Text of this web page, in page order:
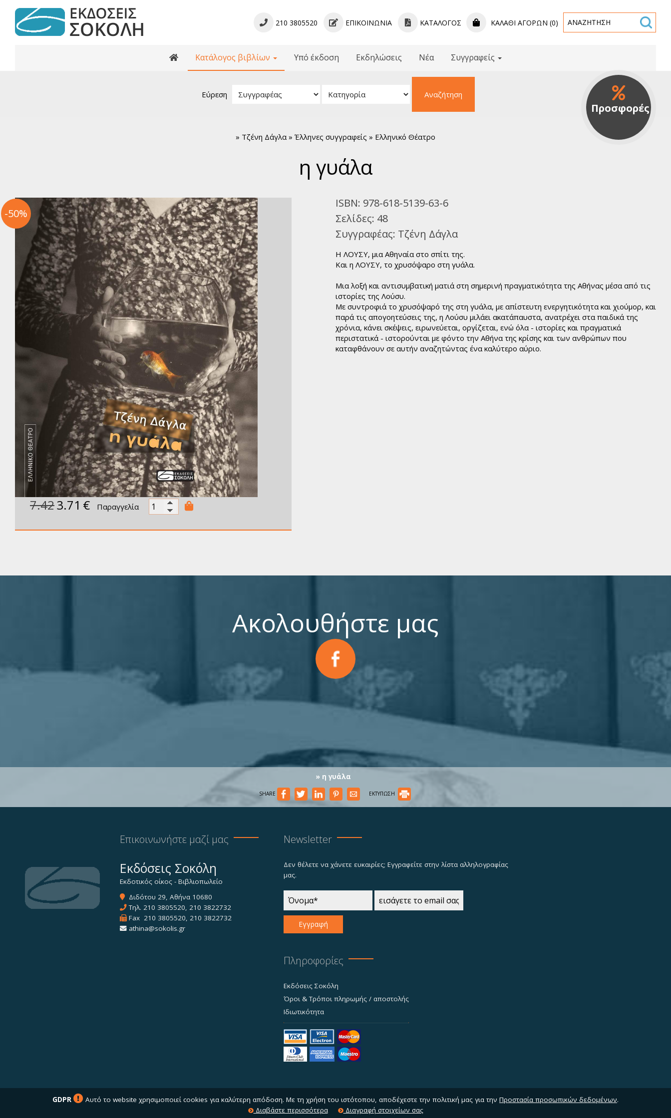
210 3805520 ΕΠΙΚΟΙΝΩΝΊΑ ΚΑΤΆΛΟΓΟΣ ΚΑΛΆΘΙ ΑΓΟΡΏΝ (0)
Κατάλογος βιβλίων
Κατάλογος βιβλίων
Κριτικά κείμενα - Μελετήματα
Ελληνική Ποίηση
Εφηβική Λογοτεχνία
Ελληνικό Θέατρο
Παγκόσμιο Θέατρο
Ιστορία
Βιογραφίες
Ψυχολογία
Εκπαίδευση
Λεξικά
Ημερολόγια
Υπό έκδοση Εκδηλώσεις Νέα Συγγραφείς
Εύρεση Αναζήτηση
» Τζένη Δάγλα » Έλληνες συγγραφείς » Ελληνικό Θέατρο
η γυάλα
ISBN: 978-618-5139-63-6
Σελίδες: 48
Συγγραφέας: Τζένη Δάγλα
Η ΛΟΥΣΥ, μια Αθηναία στο σπίτι της.
Και η ΛΟΥΣΥ, το χρυσόψαρο στη γυάλα.
Μια λοξή και αντισυμβατική ματιά στη σημερινή πραγματικότητα της Αθήνας μέσα από τις
ιστορίες της Λούσυ.
Με συντροφιά το χρυσόψαρό της στη γυάλα, με απίστευτη ενεργητικότητα και χιούμορ, και
παρά τις απογοητεύσεις της, η Λούσυ μιλάει ακατάπαυστα, ανατρέχει στα παιδικά της
χρόνια, κάνει σκέψεις, ειρωνεύεται, οργίζεται, ενώ όλα - ιστορίες και πραγματικά
περιστατικά - ιστορούνται με φόντο την Αθήνα της κρίσης και των ανθρώπων που
καταφθάνουν σε αυτήν αναζητώντας ένα καλύτερο αύριο.
7.423.71 € Παραγγελία
-50%
Ακολουθήστε μας
» η γυάλα
SHARE ΕΚΤΥΠΩΣΗ
Επικοινωνήστε μαζί μας
Εκδόσεις Σοκόλη
Εκδοτικός οίκος - Βιβλιοπωλείο
Διδότου 29, Αθήνα 10680
Τηλ. 210 3805520, 210 3822732
Fax 210 3805520, 210 3822732
athina@sokolis.gr
Newsletter
Δεν θέλετε να χάνετε ευκαιρίες; Εγγραφείτε στην λίστα αλληλογραφίας
μας.
Εγγραφή
Πληροφορίες
Εκδόσεις Σοκόλη
Όροι & Τρόποι πληρωμής / αποστολής
Ιδιωτικότητα
GDPR Αυτό το website χρησιμοποιεί cookies για καλύτερη απόδοση. Με τη χρήση του ιστότοπου, αποδέχεστε την πολιτική μας για την Προστασία προσωπικών δεδομένων.
Διαβάστε περισσότερα
Διαγραφή στοιχείων σας
Προσφορές